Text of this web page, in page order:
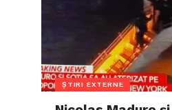
ȘTIRI EXTERNE